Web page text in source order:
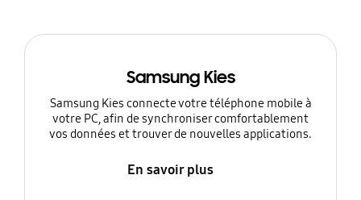
Samsung Kies
Samsung Kies connecte votre téléphone mobile à
votre PC, afin de synchroniser comfortablement
vos données et trouver de nouvelles applications.
En savoir plus